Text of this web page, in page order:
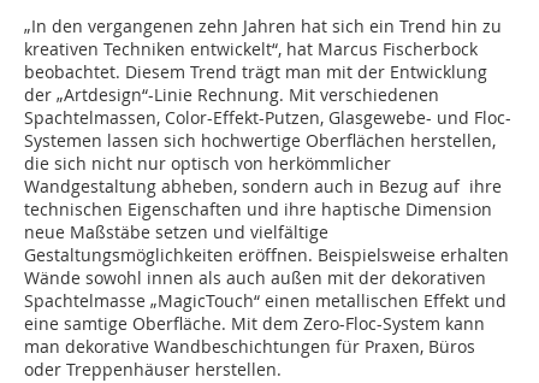
„In den vergangenen zehn Jahren hat sich ein Trend hin zu
kreativen Techniken entwickelt“, hat Marcus Fischerbock
beobachtet. Diesem Trend trägt man mit der Entwicklung
der „Artdesign“-Linie Rechnung. Mit verschiedenen
Spachtelmassen, Color-Effekt-Putzen, Glasgewebe- und Floc-
Systemen lassen sich hochwertige Oberflächen herstellen,
die sich nicht nur optisch von herkömmlicher
Wandgestaltung abheben, sondern auch in Bezug auf ihre
technischen Eigenschaften und ihre haptische Dimension
neue Maßstäbe setzen und vielfältige
Gestaltungsmöglichkeiten eröffnen. Beispielsweise erhalten
Wände sowohl innen als auch außen mit der dekorativen
Spachtelmasse „MagicTouch“ einen metallischen Effekt und
eine samtige Oberfläche. Mit dem Zero-Floc-System kann
man dekorative Wandbeschichtungen für Praxen, Büros
oder Treppenhäuser herstellen.